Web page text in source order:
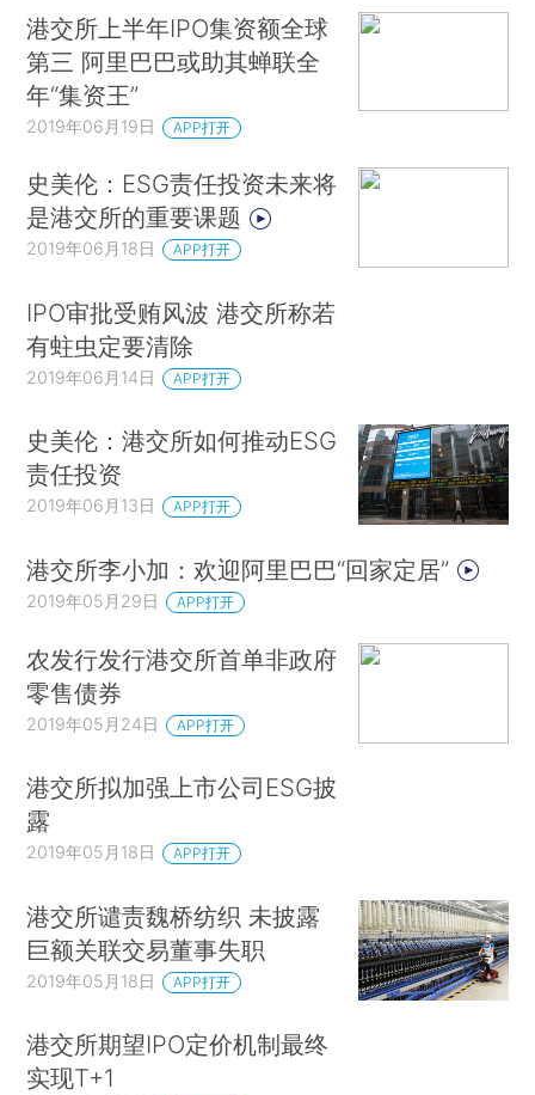
港交所上半年IPO集资额全球
第三 阿里巴巴或助其蝉联全
年“集资王”
2019年06月19日 APP打开
史美伦：ESG责任投资未来将
是港交所的重要课题
2019年06月18日 APP打开
IPO审批受贿风波 港交所称若
有蛀虫定要清除
2019年06月14日 APP打开
史美伦：港交所如何推动ESG
责任投资
2019年06月13日 APP打开
港交所李小加：欢迎阿里巴巴“回家定居”
2019年05月29日 APP打开
农发行发行港交所首单非政府
零售债券
2019年05月24日 APP打开
港交所拟加强上市公司ESG披
露
2019年05月18日 APP打开
港交所谴责魏桥纺织 未披露
巨额关联交易董事失职
2019年05月18日 APP打开
港交所期望IPO定价机制最终
实现T+1